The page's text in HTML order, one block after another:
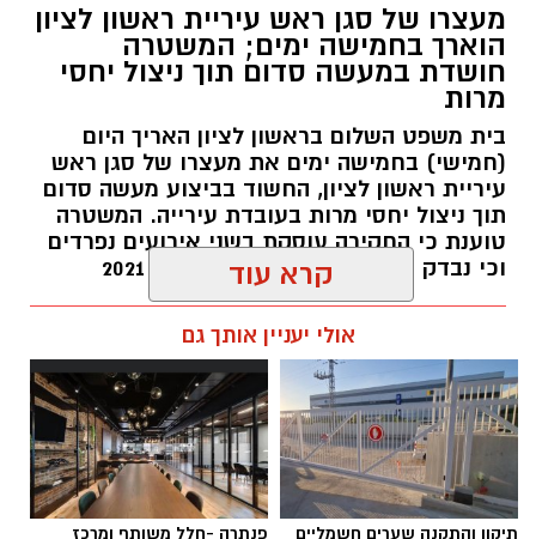
מעצרו של סגן ראש עיריית ראשון לציון
הוארך בחמישה ימים; המשטרה
חושדת במעשה סדום תוך ניצול יחסי
מרות
בית משפט השלום בראשון לציון האריך היום
(חמישי) בחמישה ימים את מעצרו של סגן ראש
עיריית ראשון לציון, החשוד בביצוע מעשה סדום
תוך ניצול יחסי מרות בעובדת עירייה. המשטרה
טוענת כי החקירה עוסקת בשני אירועים נפרדים
וכי נבדק חשד למקרים נוספים משנת 2021
תגים:הטרדה מינית, מעצר סגן ראש עיריית ראשון
קרא עוד
אולי יעניין אותך גם
תיקון והתקנה שערים חשמליים פנתרה -חלל משותף ומרכז